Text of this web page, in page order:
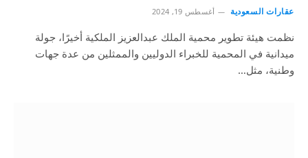
عقارات السعودية أغسطس 19, 2024
نظمت هيئة تطوير محمية الملك عبدالعزيز الملكية أخيرًا، جولة
ميدانية في المحمية للخبراء الدوليين والممثلين من عدة جهات
وطنية، مثل…